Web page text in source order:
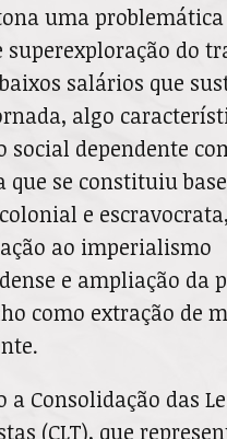
uma
superexploração do
salários que
algo
social dependente
que se constituiu
e
ao imperialismo
e ampliação da
como extração de
a Consolidação das
(CLT), que